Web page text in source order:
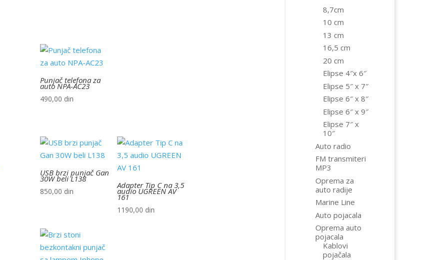
Punjač telefona za
auto NPA-AC23
490,00 din
USB brzi punjač Gan
30W beli L138
850,00 din
Adapter Tip C na 3,5
audio UGREEN AV
161
1190,00 din
8,7cm
10 cm
13 cm
16,5 cm
20 cm
Elipse 4″x 6″
Elipse 5″ x 7″
Elipse 6″ x 8″
Elipse 6″ x 9″
Elipse 7″ x
10″
Auto radio
FM transmiteri
MP3
Oprema za
auto radije
Marine Line
Auto pojacala
Oprema auto
pojacala
Kablovi
pojačala